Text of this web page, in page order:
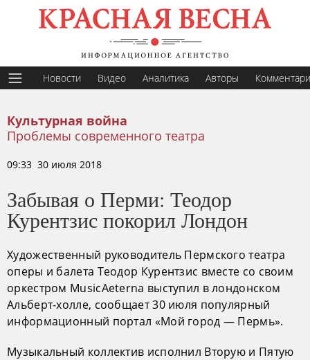
Новости Видео Аналитика Авторы
Культурная война
Проблемы современного театра
09:33 30 июля 2018
Забывая о Перми: Теодор
Курентзис покорил Лондон
Художественный руководитель Пермского театра
оперы и балета Теодор Курентзис вместе со своим
оркестром MusicAeterna выступил в лондонском
Альберт-холле, сообщает 30 июля популярный
информационный портал «Мой город — Пермь».
Музыкальный коллектив исполнил Вторую и Пятую